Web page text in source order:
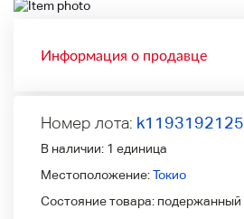
Информация о продавце
Номер лота: k1193192125
В наличии: 1 единица
Местоположение:Токио
Состояние товара: подержанный